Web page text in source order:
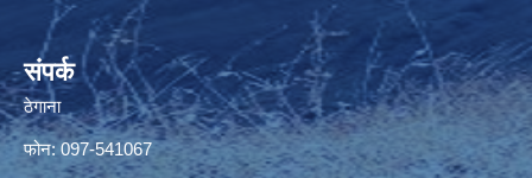
संपर्क
ठेगाना
फोन: 097-541067